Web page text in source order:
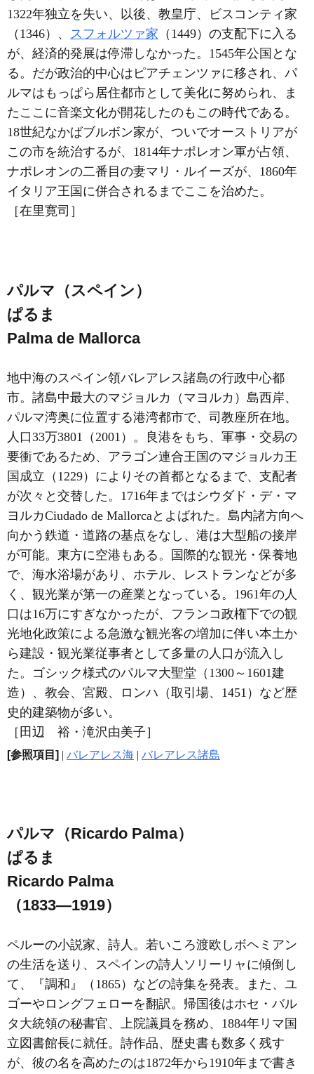
1322年独立を失い、以後、教皇庁、ビスコンティ家
（1346）、
スフォルツァ家 （1449）の支配下に入る
が、経済的発展は停滞しなかった。1545年公国とな
る。だが政治的中心はピアチェンツァに移され、パ
ルマはもっぱら居住都市として美化に努められ、ま
たここに音楽文化が開花したのもこの時代である。
18世紀なかばブルボン家が、ついでオーストリアが
この市を統治するが、1814年ナポレオン軍が占領、
ナポレオンの二番目の妻マリ・ルイーズが、1860年
イタリア王国に併合されるまでここを治めた。
［在里寛司］
パルマ（スペイン）
ぱるま
Palma de Mallorca
地中海のスペイン領バレアレス諸島の行政中心都
市。諸島中最大のマジョルカ（マヨルカ）島西岸、
パルマ湾奥に位置する港湾都市で、司教座所在地。
人口33万3801（2001）。良港をもち、軍事・交易の
要衝であるため、アラゴン連合王国のマジョルカ王
国成立（1229）によりその首都となるまで、支配者
が次々と交替した。1716年まではシウダド・デ・マ
ヨルカCiudado de Mallorcaとよばれた。島内諸方向へ
向かう鉄道・道路の基点をなし、港は大型船の接岸
が可能。東方に空港もある。国際的な観光・保養地
で、海水浴場があり、ホテル、レストランなどが多
く、観光業が第一の産業となっている。1961年の人
口は16万にすぎなかったが、フランコ政権下での観
光地化政策による急激な観光客の増加に伴い本土か
ら建設・観光業従事者として多量の人口が流入し
た。ゴシック様式のパルマ大聖堂（1300～1601建
造）、教会、宮殿、ロンハ（取引場、1451）など歴
史的建築物が多い。
［田辺 裕・滝沢由美子］
[参照項目] | バレアレス海 | バレアレス諸島
パルマ（Ricardo Palma）
ぱるま
Ricardo Palma
（1833―1919）
ペルーの小説家、詩人。若いころ渡欧しボヘミアン
の生活を送り、スペインの詩人ソリーリャに傾倒し
て、『調和』（1865）などの詩集を発表。また、ユ
ゴーやロングフェローを翻訳。帰国後はホセ・バル
タ大統領の秘書官、上院議員を務め、1884年リマ国
立図書館長に就任。詩作品、歴史書も数多く残す
が、彼の名を高めたのは1872年から1910年まで書き